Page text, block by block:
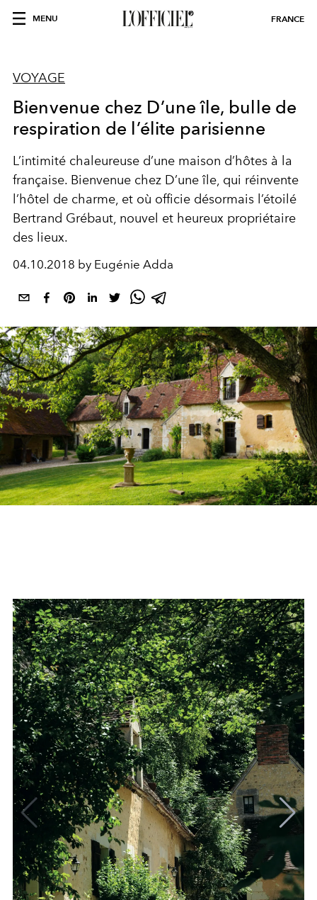
MENU FRANCE
VOYAGE
Bienvenue chez D’une île, bulle de
respiration de l’élite ­parisienne
L’intimité chaleureuse d’une maison d’hôtes à la
française. Bienvenue chez D’une île, qui réinvente
l’hôtel de charme, et où officie désormais l’étoilé
Bertrand Grébaut, nouvel et heureux propriétaire
des lieux.
04.10.2018 by Eugénie Adda